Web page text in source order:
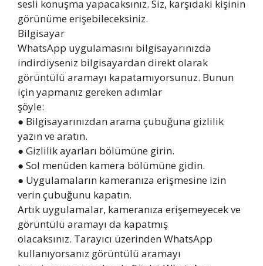
sesli konuşma yapacaksınız. Siz, karşıdaki kişinin
görünüme erişebileceksiniz.
Bilgisayar
WhatsApp uygulamasını bilgisayarınızda
indirdiyseniz bilgisayardan direkt olarak
görüntülü aramayı kapatamıyorsunuz. Bunun
için yapmanız gereken adımlar
şöyle:
● Bilgisayarınızdan arama çubuğuna gizlilik
yazın ve aratın.
● Gizlilik ayarları bölümüne girin.
● Sol menüden kamera bölümüne gidin.
● Uygulamaların kameranıza erişmesine izin
verin çubuğunu kapatın.
Artık uygulamalar, kameranıza erişemeyecek ve
görüntülü aramayı da kapatmış
olacaksınız. Tarayıcı üzerinden WhatsApp
kullanıyorsanız görüntülü aramayı